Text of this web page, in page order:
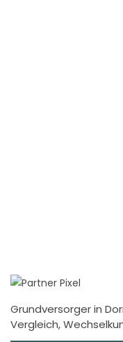
Grundversorger in
Vergleich,